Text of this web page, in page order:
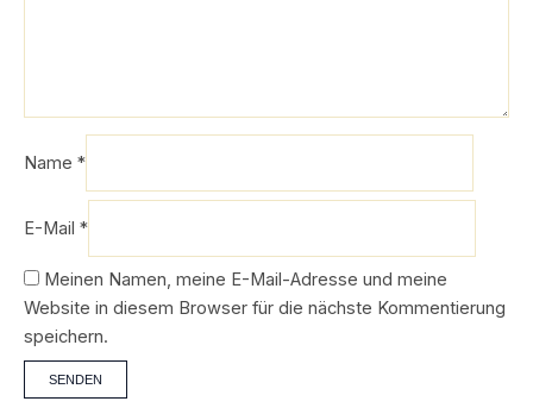
Name *
E-Mail *
Meinen Namen, meine E-Mail-Adresse und meine
Website in diesem Browser für die nächste Kommentierung
speichern.